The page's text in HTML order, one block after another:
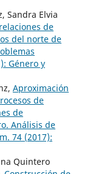
Sandra Elvia
de
del norte de
Género y
Aproximación
de
de
Análisis de
74 (2017):
Quintero